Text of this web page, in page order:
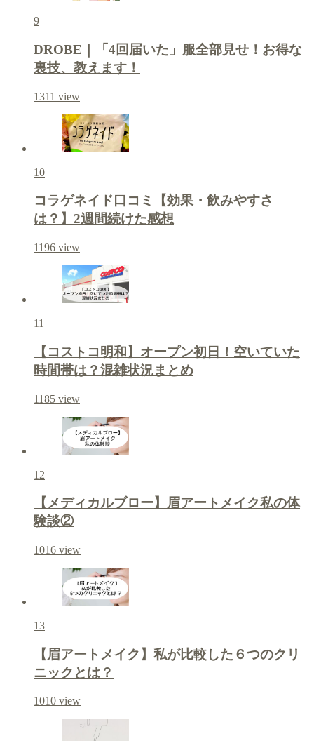
9
DROBE｜「4回届いた」服全部見せ！お得な
裏技、教えます！
1311 view
10
コラゲネイド口コミ【効果・飲みやすさ
は？】2週間続けた感想
1196 view
11
【コストコ明和】オープン初日！空いていた
時間帯は？混雑状況まとめ
1185 view
12
【メディカルブロー】眉アートメイク私の体
験談②
1016 view
13
【眉アートメイク】私が比較した６つのクリ
ニックとは？
1010 view